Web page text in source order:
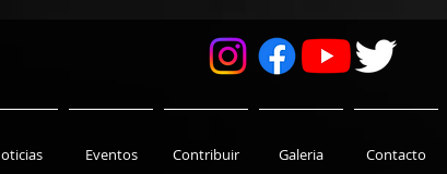
Eventos Contribuir Galeria Contacto